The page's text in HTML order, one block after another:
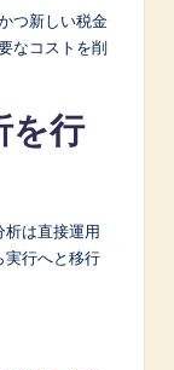
つ新しい税金
なコストを削
を行
析は直接運用
実行へと移行